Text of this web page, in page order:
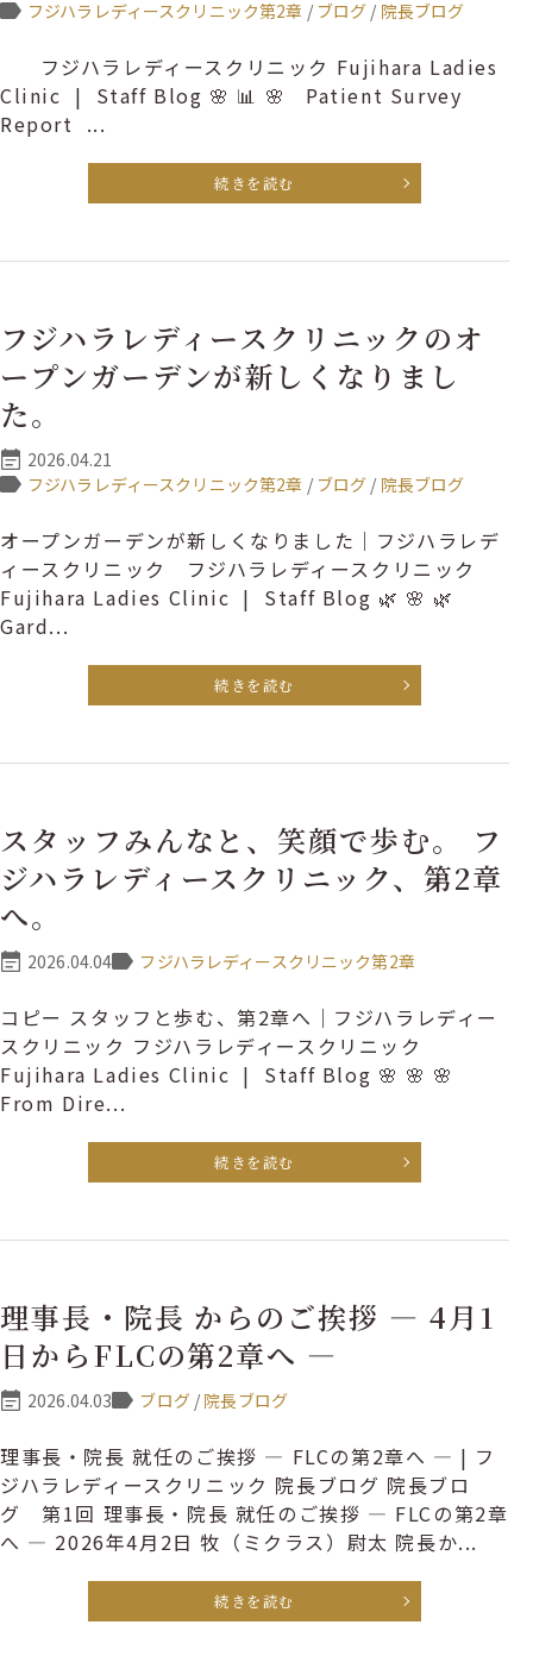
フジハラレディースクリニック第2章 / ブログ / 院長ブログ
フジハラレディースクリニック Fujihara Ladies
Clinic | Staff Blog 🌸 📊 🌸 Patient Survey
Report ...
続きを読む
フジハラレディースクリニックのオ
ープンガーデンが新しくなりまし
た。
2026.04.21
フジハラレディースクリニック第2章 / ブログ / 院長ブログ
オープンガーデンが新しくなりました｜フジハラレデ
ィースクリニック フジハラレディースクリニック
Fujihara Ladies Clinic | Staff Blog 🌿 🌸 🌿
Gard...
続きを読む
スタッフみんなと、笑顔で歩む。 フ
ジハラレディースクリニック、第2章
へ。
2026.04.04 フジハラレディースクリニック第2章
コピー スタッフと歩む、第2章へ｜フジハラレディー
スクリニック フジハラレディースクリニック
Fujihara Ladies Clinic | Staff Blog 🌸 🌸 🌸
From Dire...
続きを読む
理事長・院長 からのご挨拶 ― 4月1
日からFLCの第2章へ ―
2026.04.03 ブログ/ 院長ブログ
理事長・院長 就任のご挨拶 ― FLCの第2章へ ― | フ
ジハラレディースクリニック 院長ブログ 院長ブロ
グ 第1回 理事長・院長 就任のご挨拶 ― FLCの第2章
へ ― 2026年4月2日 牧（ミクラス）尉太 院長か...
続きを読む